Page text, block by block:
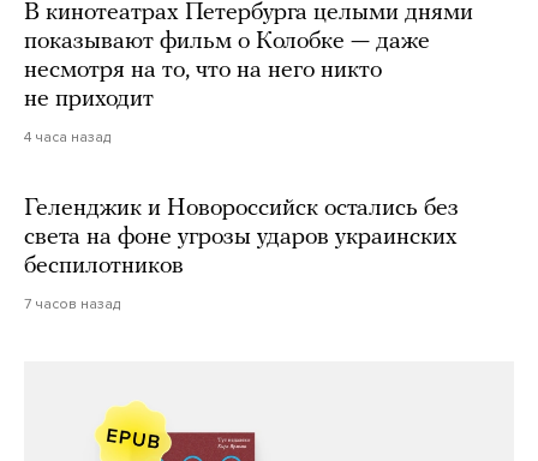
В кинотеатрах Петербурга целыми днями
показывают фильм о Колобке — даже
несмотря на то, что на него никто
не приходит
4 часа назад
Геленджик и Новороссийск остались без
света на фоне угрозы ударов украинских
беспилотников
7 часов назад